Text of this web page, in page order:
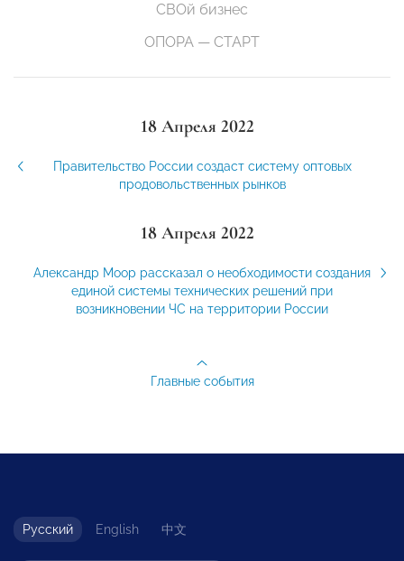
СВОй бизнес
ОПОРА — СТАРТ
18 Апреля 2022
Правительство России создаст систему оптовых
продовольственных рынков
18 Апреля 2022
Александр Моор рассказал о необходимости создания
единой системы технических решений при
возникновении ЧС на территории России
Главные события
Русский English 中文